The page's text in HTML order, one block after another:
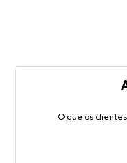
O que os